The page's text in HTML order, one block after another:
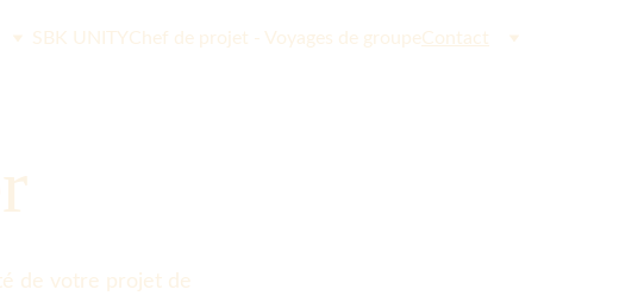
SBK UNITYChef de projet - Voyages de groupeContact
de votre projet de